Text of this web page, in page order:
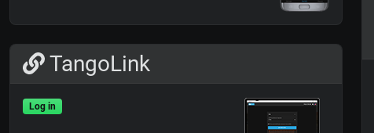
TangoLink
Log in